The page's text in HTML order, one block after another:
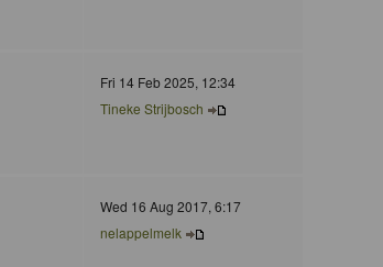
Fri 14 Feb 2025, 12:34
Tineke Strijbosch
Wed 16 Aug 2017, 6:17
nelappelmelk